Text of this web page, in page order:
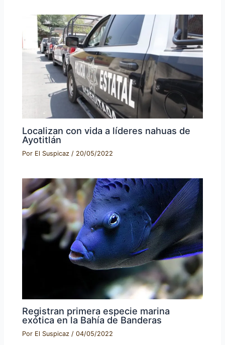
Localizan con vida a líderes nahuas de
Ayotitlán
Por El Suspicaz / 20/05/2022
Registran primera especie marina
exótica en la Bahía de Banderas
Por El Suspicaz/04/05/2022